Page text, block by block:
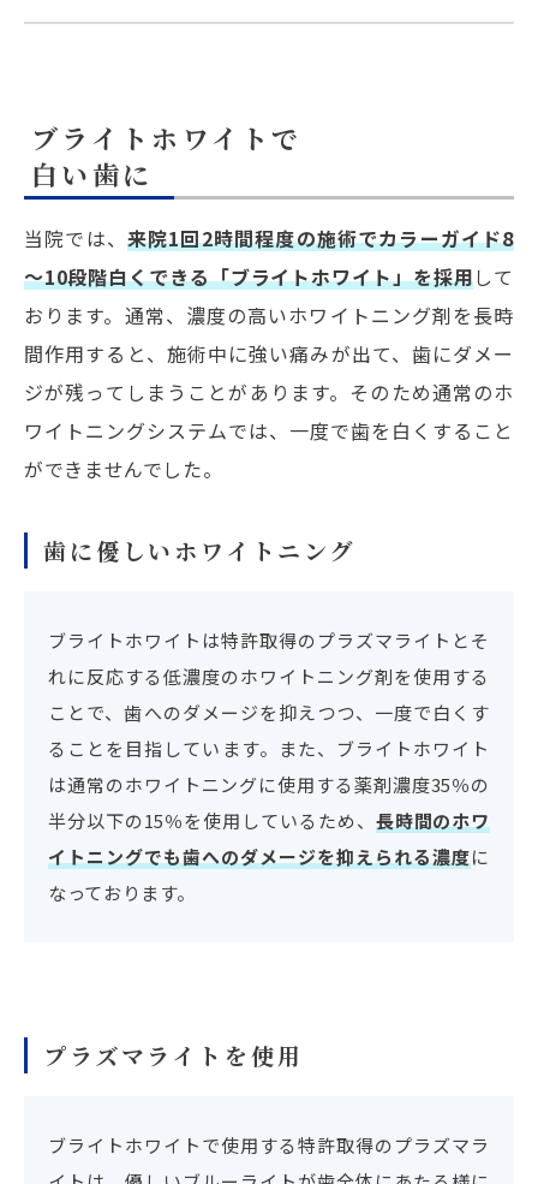
ブライトホワイトで
白い歯に
当院では、 来院1回2時間程度の施術でカラーガイド8
～10段階白くできる「ブライトホワイト」を採用して
おります。通常、濃度の高いホワイトニング剤を長時
間作用すると、施術中に強い痛みが出て、歯にダメー
ジが残ってしまうことがあります。そのため通常のホ
ワイトニングシステムでは、一度で歯を白くすること
ができませんでした。
歯に優しいホワイトニング
ブライトホワイトは特許取得のプラズマライトとそ
れに反応する低濃度のホワイトニング剤を使用する
ことで、歯へのダメージを抑えつつ、一度で白くす
ることを目指しています。また、ブライトホワイト
は通常のホワイトニングに使用する薬剤濃度35％の
半分以下の15％を使用しているため、 長時間のホワ
イトニングでも歯へのダメージを抑えられる濃度に
なっております。
プラズマライトを使用
ブライトホワイトで使用する特許取得のプラズマラ